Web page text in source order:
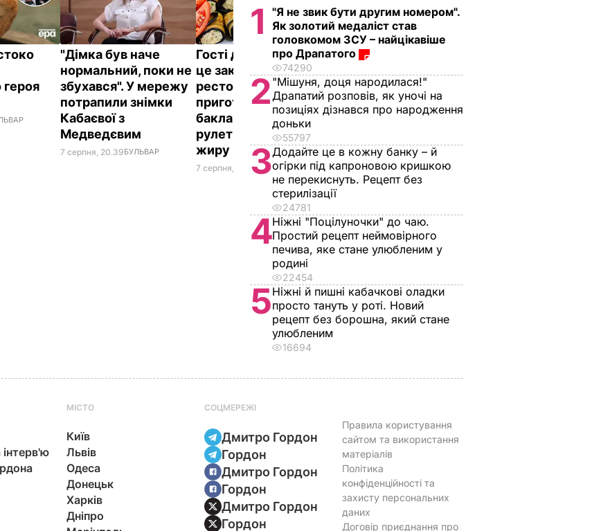
"Дімка був наче
нормальний, поки не
збухався". У мережу
потрапили знімки
Кабаєвої з
Медведєвим
7 серпня, 20.39БУЛЬВАР
Гості думають, що
це закуска з
ресторану. Як
приготувати ніжні
баклажанні
рулетики без зайвого
жиру
7 серпня, 20.16БУЛЬВАР
"Нічого нав'язувати
розповів, яку
професію обрав його
син
1
"Я не звик бути другим номером".
Як золотий медаліст став
головкомом ЗСУ – найцікавіше
про Драпатого
74290
2 "Мішуня, доця народилася!"
Драпатий розповів, як уночі на
позиціях дізнався про народження
доньки
55797
3Додайте це в кожну банку – й
огірки під капроновою кришкою
не перекиснуть. Рецепт без
стерилізації
24781
4Ніжні "Поцілуночки" до чаю.
Простий рецепт неймовірного
печива, яке стане улюбленим у
родині
22454
5Ніжні й пишні кабачкові оладки
просто тануть у роті. Новий
рецепт без борошна, який стане
улюбленим
16694
інтерв'ю
МІСТО
Київ
Львів
Одеса
Донецьк
Харків
Дніпро
СОЦМЕРЕЖІ
Дмитро Гордон
Гордон
Дмитро Гордон
Гордон
Дмитро Гордон
Гордон
Правила користування
сайтом та використання
матеріалів
Політика
конфіденційності та
захисту персональних
даних
Договір приєднання про